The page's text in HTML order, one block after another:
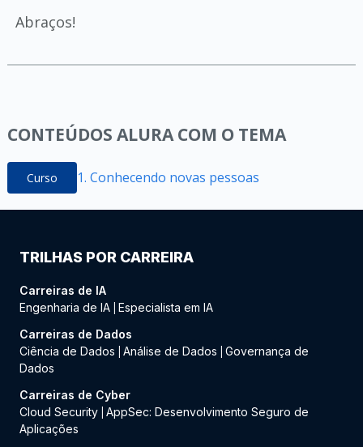
Abraços!
CONTEÚDOS ALURA COM O TEMA
Curso 1. Conhecendo novas pessoas
TRILHAS POR CARREIRA
Carreiras de IA
Engenharia de IA Especialista em IA
Carreiras de Dados
Ciência de Dados
Análise de Dados
Governança de
Dados
Carreiras de Cyber
Cloud Security AppSec: Desenvolvimento Seguro de
Aplicações